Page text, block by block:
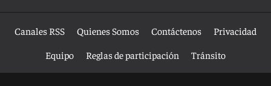
Canales RSS Quienes Somos Contáctenos
Privacidad
Equipo
Reglas de participación Tránsito